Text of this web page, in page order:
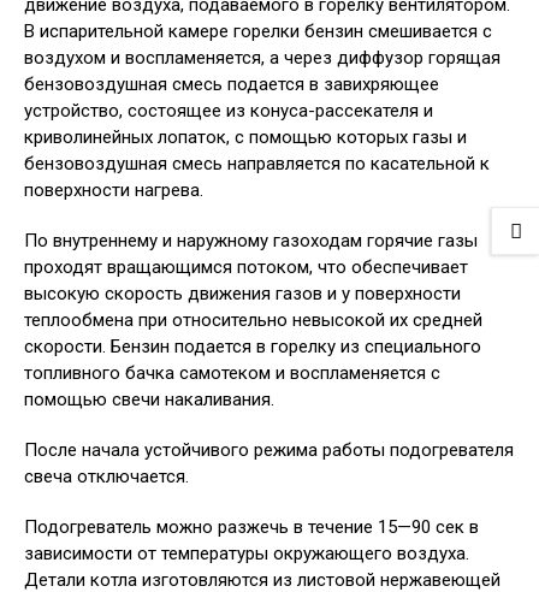
движение воздуха, подаваемого в горелку вентилятором.
В испарительной камере горелки бензин смешивается с
воздухом и воспламеняется, а через диффузор горящая
бензовоздушная смесь подается в завихряющее
устройство, состоящее из конуса-рассекателя и
криволинейных лопаток, с помощью которых газы и
бензовоздушная смесь направляется по касательной к
поверхности нагрева.
По внутреннему и наружному газоходам горячие газы
проходят вращающимся потоком, что обеспечивает
высокую скорость движения газов и у поверхности
теплообмена при относительно невысокой их средней
скорости. Бензин подается в горелку из специального
топливного бачка самотеком и воспламеняется с
помощью свечи накаливания.
После начала устойчивого режима работы подогревателя
свеча отключается.
Подогреватель можно разжечь в течение 15—90 сек в
зависимости от температуры окружающего воздуха.
Детали котла изготовляются из листовой нержавеющей